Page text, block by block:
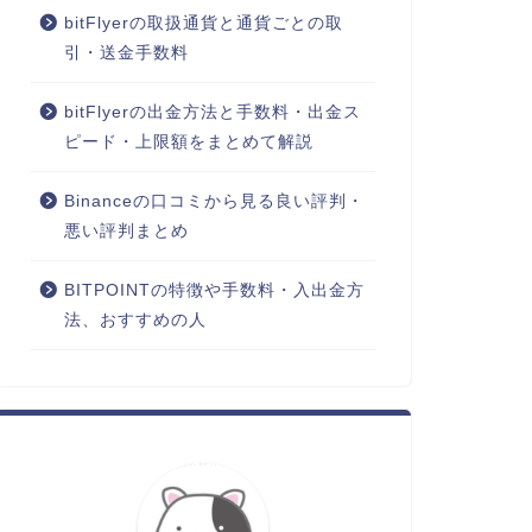
bitFlyerの取扱通貨と通貨ごとの取
引・送金手数料
bitFlyerの出金方法と手数料・出金ス
ピード・上限額をまとめて解説
Binanceの口コミから見る良い評判・
悪い評判まとめ
BITPOINTの特徴や手数料・入出金方
法、おすすめの人